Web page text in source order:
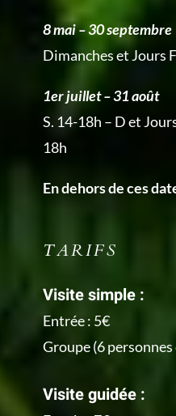
8 mai – 30 septembre
Dimanches et Jours
1er juillet – 31 août
S. 14-18h – D et
18h
En dehors de ces
TARIFS
Visite simple :
Entrée : 5€
Groupe (6 personnes
Visite guidée :